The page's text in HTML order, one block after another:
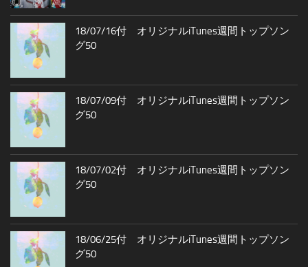
18/07/16付 オリジナルiTunes週間トップソン
グ50
18/07/09付 オリジナルiTunes週間トップソン
グ50
18/07/02付 オリジナルiTunes週間トップソン
グ50
18/06/25付 オリジナルiTunes週間トップソン
グ50